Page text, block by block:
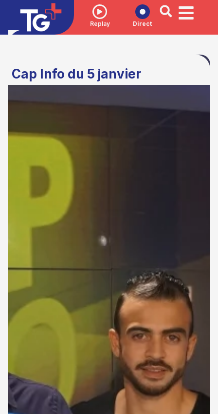
Replay Direct
Cap Info du 5 janvier